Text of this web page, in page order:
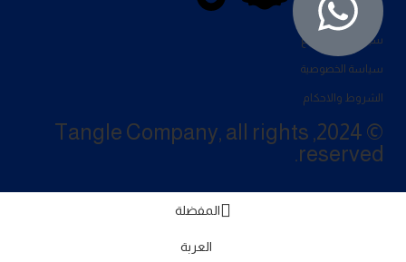
سياسة الاسترجاع
سياسة الخصوصية
الشروط والاحكام
© 2024, Tangle Company, all rights
reserved.
المفضلة
العربة